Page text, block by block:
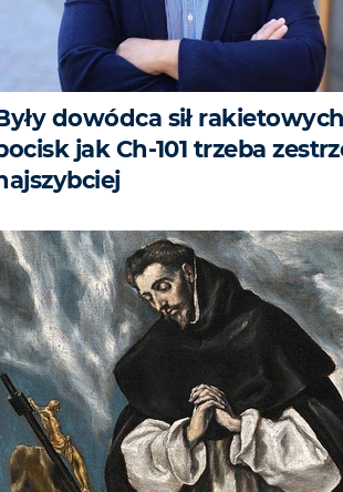
dowódca sił
jak Ch-101 trzeba